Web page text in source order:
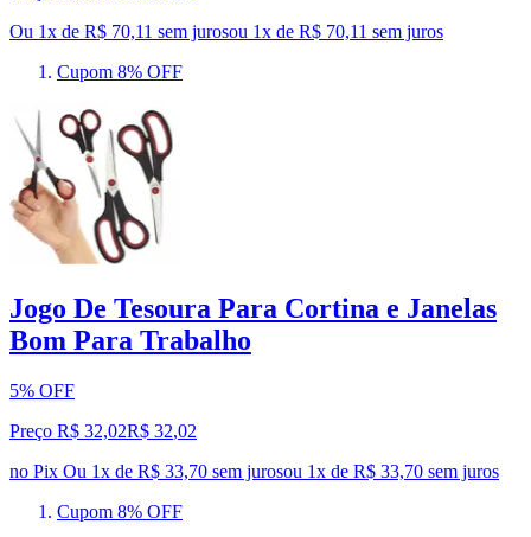
Ou 1x de R$ 70,11 sem jurosou 1x de R$ 70,11 sem juros
Cupom 8% OFF
Jogo De Tesoura Para Cortina e Janelas
Bom Para Trabalho
5% OFF
Preço R$ 32,02R$ 32,02
no Pix Ou 1x de R$ 33,70 sem jurosou 1x de R$ 33,70 sem juros
Cupom 8% OFF